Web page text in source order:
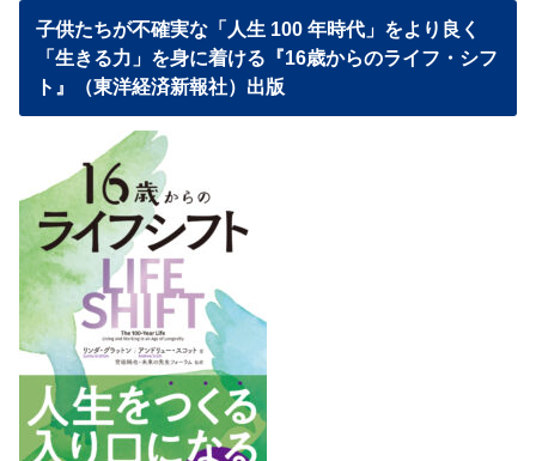
子供たちが不確実な「人生 100 年時代」をより良く
「生きる力」を身に着ける『16歳からのライフ・シフ
ト』（東洋経済新報社）出版